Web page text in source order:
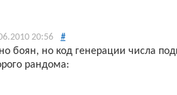
20:56 #
боян, но код генерации числа
рандома: